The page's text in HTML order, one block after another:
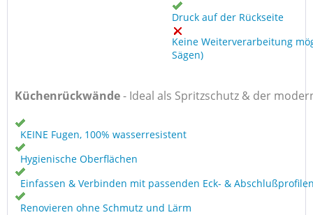
Druck auf der Rückseite
Keine Weiterverarbeitung
Sägen)
Küchenrückwände- Ideal als Spritzschutz & der
KEINE Fugen, 100% wasserresistent
Hygienische Oberflächen
Einfassen & Verbinden mit passenden Eck- &
Renovieren ohne Schmutz und Lärm